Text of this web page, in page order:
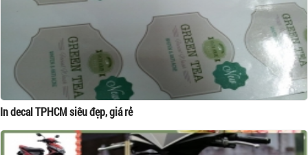
In decal TPHCM siêu đẹp, giá rẻ